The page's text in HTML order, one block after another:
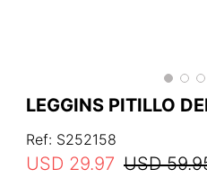
LEGGINS PITILLO
Ref: S252158
USD 59.
USD 29.97